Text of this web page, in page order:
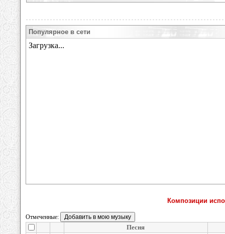
Популярное в сети
Композиции
Отмеченные:
Песня